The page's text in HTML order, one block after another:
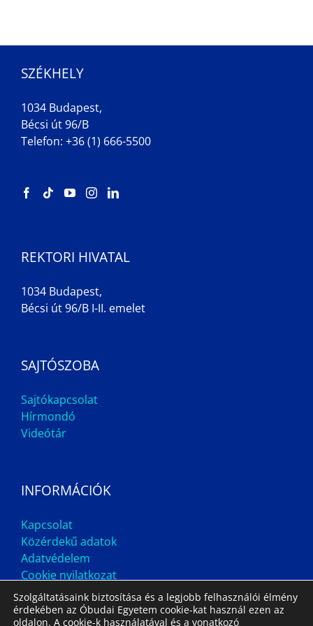
SZÉKHELY
1034 Budapest,
Bécsi út 96/B
Telefon: +36 (1) 666-5500
REKTORI HIVATAL
1034 Budapest,
Bécsi út 96/B I-II. emelet
SAJTÓSZOBA
Sajtókapcsolat
Hírmondó
Videótár
INFORMÁCIÓK
Kapcsolat
Közérdekű adatok
Adatvédelem
Cookie nyilatkozat
Szolgáltatásaink biztosítása és a legjobb felhasználói élmény
érdekében az Óbudai Egyetem cookie-kat használ ezen az
oldalon. A cookie-k használatával és a vonatkozó